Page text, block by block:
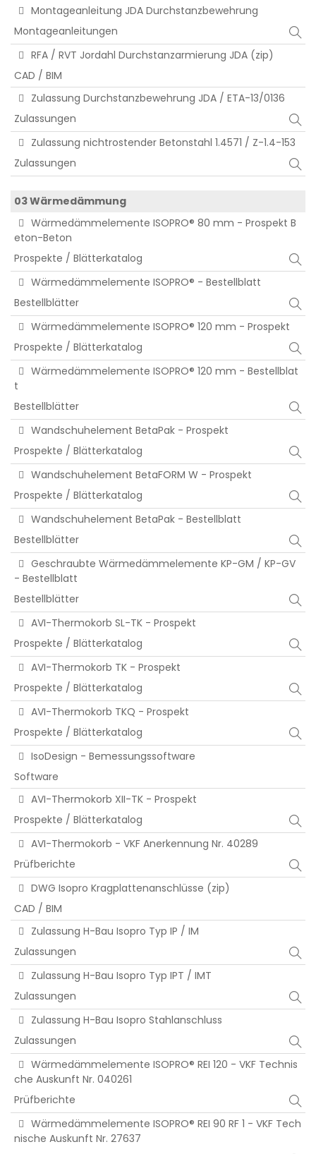
Montageanleitung JDA Durchstanzbewehrung
Montageanleitungen
RFA / RVT Jordahl Durchstanzarmierung JDA (zip)
CAD / BIM
Zulassung Durchstanzbewehrung JDA / ETA-13/0136
Zulassungen
Zulassung nichtrostender Betonstahl 1.4571 / Z-1.4-153
Zulassungen
03 Wärmedämmung
Wärmedämmelemente ISOPRO® 80 mm - Prospekt B
eton-Beton
Prospekte / Blätterkatalog
Wärmedämmelemente ISOPRO® - Bestellblatt
Bestellblätter
Wärmedämmelemente ISOPRO® 120 mm - Prospekt
Prospekte / Blätterkatalog
Wärmedämmelemente ISOPRO® 120 mm - Bestellblat
t
Bestellblätter
Wandschuhelement BetaPak - Prospekt
Prospekte / Blätterkatalog
Wandschuhelement BetaFORM W - Prospekt
Prospekte / Blätterkatalog
Wandschuhelement BetaPak - Bestellblatt
Bestellblätter
Geschraubte Wärmedämmelemente KP-GM / KP-GV
- Bestellblatt
Bestellblätter
AVI-Thermokorb SL-TK - Prospekt
Prospekte / Blätterkatalog
AVI-Thermokorb TK - Prospekt
Prospekte / Blätterkatalog
AVI-Thermokorb TKQ - Prospekt
Prospekte / Blätterkatalog
IsoDesign - Bemessungssoftware
Software
AVI-Thermokorb XII-TK - Prospekt
Prospekte / Blätterkatalog
AVI-Thermokorb - VKF Anerkennung Nr. 40289
Prüfberichte
DWG Isopro Kragplattenanschlüsse (zip)
CAD / BIM
Zulassung H-Bau Isopro Typ IP / IM
Zulassungen
Zulassung H-Bau Isopro Typ IPT / IMT
Zulassungen
Zulassung H-Bau Isopro Stahlanschluss
Zulassungen
Wärmedämmelemente ISOPRO® REI 120 - VKF Technis
che Auskunft Nr. 040261
Prüfberichte
Wärmedämmelemente ISOPRO® REI 90 RF 1 - VKF Tech
nische Auskunft Nr. 27637